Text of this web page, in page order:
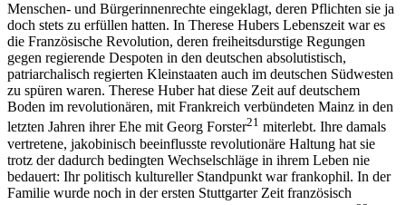
In diesen politischen Aufbruchszeiten haben auch Frauen ihre
Menschen- und Bürgerinnenrechte eingeklagt, deren Pflichten sie ja
doch stets zu erfüllen hatten. In Therese Hubers Lebenszeit war es
die Französische Revolution, deren freiheitsdurstige Regungen
gegen regierende Despoten in den deutschen absolutistisch,
patriarchalisch regierten Kleinstaaten auch im deutschen Südwesten
zu spüren waren. Therese Huber hat diese Zeit auf deutschem
Boden im revolutionären, mit Frankreich verbündeten Mainz in den
letzten Jahren ihrer Ehe mit Georg Forster21miterlebt. Ihre damals
vertretene, jakobinisch beeinflusste revolutionäre Haltung hat sie
trotz der dadurch bedingten Wechselschläge in ihrem Leben nie
bedauert: Ihr politisch kultureller Standpunkt war frankophil. In der